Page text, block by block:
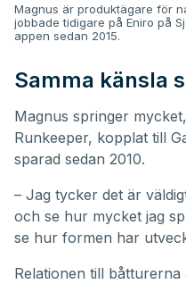
Magnus är produktägare för
jobbade tidigare på Eniro på
appen sedan 2015.
Samma känsla
Magnus springer
Runkeeper, kopplat till
sparad sedan 2010.
– Jag tycker det är
och se hur mycket jag
se hur formen har
Relationen till